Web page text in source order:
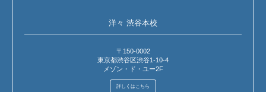
洋々 渋谷本校
〒150-0002
東京都渋谷区渋谷1-10-4
メゾン・ド・ユー2F
詳しくはこちら